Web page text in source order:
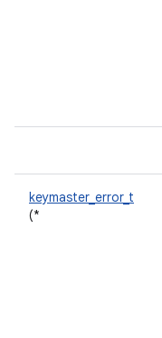
keymaster_error_t
(*